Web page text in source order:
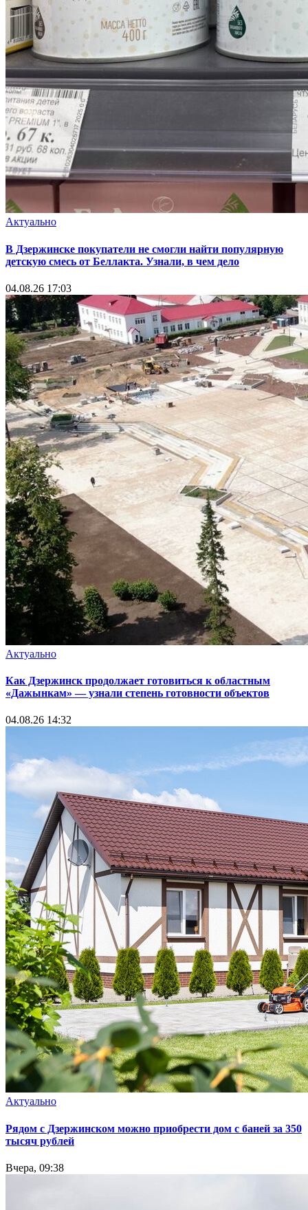
Актуально
В Дзержинске покупатели не смогли найти популярную
детскую смесь от Беллакта. Узнали, в чем дело
04.08.26 17:03
Актуально
Как Дзержинск продолжает готовиться к областным
«Дажынкам» — узнали степень готовности объектов
04.08.26 14:32
Актуально
Рядом с Дзержинском можно приобрести дом с баней за 350
тысяч рублей
Вчера, 09:38